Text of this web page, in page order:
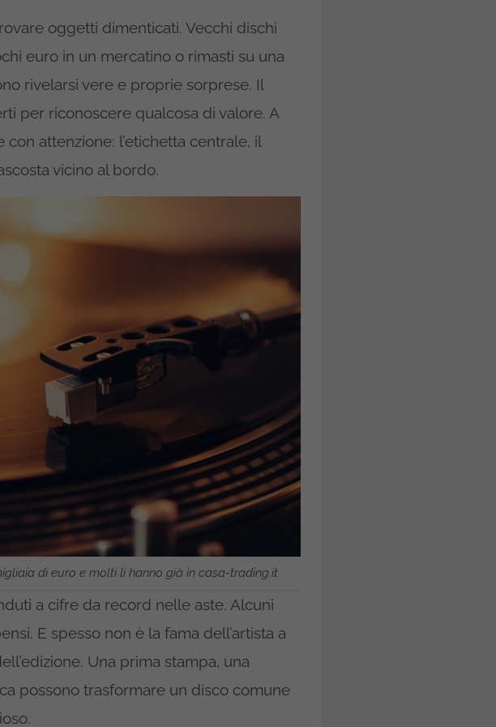
oggetti dimenticati. Vecchi dischi
euro in un mercatino o rimasti su una
rivelarsi vere e proprie sorprese. Il
per riconoscere qualcosa di valore. A
attenzione: l’etichetta centrale, il
vicino al bordo.
di euro e molti li hanno già in casa-trading.it
a cifre da record nelle aste. Alcuni
E spesso non è la fama dell’artista a
Una prima stampa, una
possono trasformare un disco comune